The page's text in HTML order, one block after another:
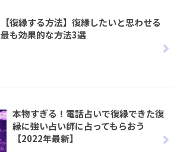
【復縁する方法】復縁したいと思わせる
最も効果的な方法3選
本物すぎる！電話占いで復縁できた復
縁に強い占い師に占ってもらおう
【2022年最新】